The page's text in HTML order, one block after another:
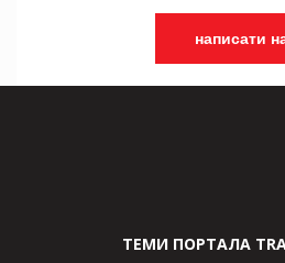
написати
ТЕМИ ПОРТАЛА